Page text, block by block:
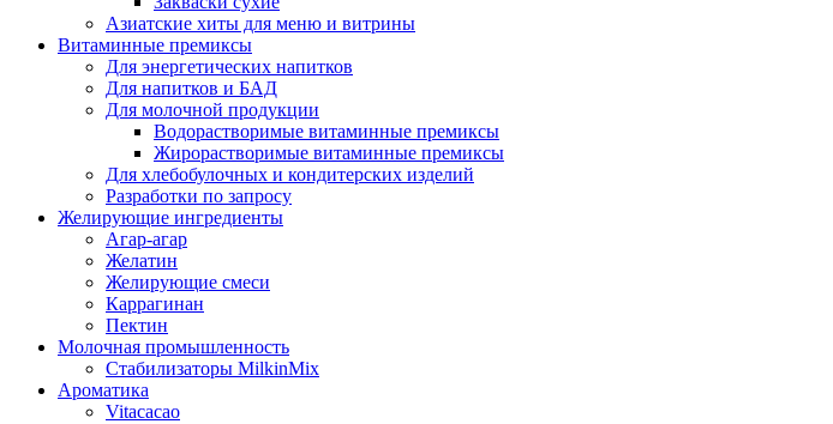
Азиатские хиты для меню и витрины
Витаминные премиксы
Для энергетических напитков
Для напитков и БАД
Для молочной продукции
Водорастворимые витаминные премиксы
Жирорастворимые витаминные премиксы
Для хлебобулочных и кондитерских изделий
Разработки по запросу
Желирующие ингредиенты
Агар-агар
Желатин
Желирующие смеси
Каррагинан
Пектин
Молочная промышленность
Стабилизаторы MilkinMix
Ароматика
Vitacacao